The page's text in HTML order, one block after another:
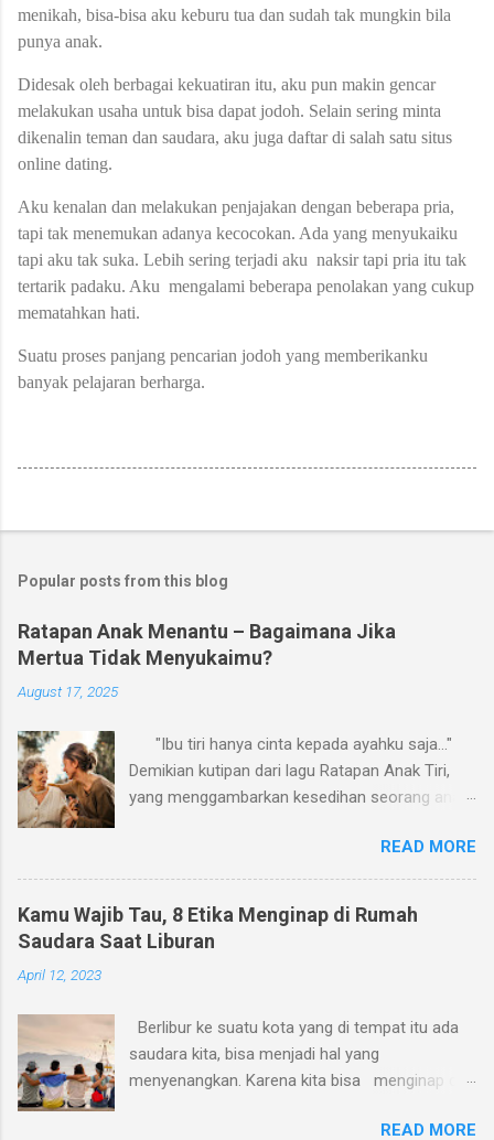
menikah, bisa-bisa aku keburu tua dan sudah tak mungkin bila
punya anak.
Didesak oleh berbagai kekuatiran itu, aku pun makin gencar
melakukan usaha untuk bisa dapat jodoh. Selain sering minta
dikenalin teman dan saudara, aku juga daftar di salah satu situs
online dating.
Aku kenalan dan melakukan penjajakan dengan beberapa pria,
tapi tak menemukan adanya kecocokan. Ada yang menyukaiku
tapi aku tak suka. Lebih sering terjadi aku naksir tapi pria itu tak
tertarik padaku. Aku mengalami beberapa penolakan yang cukup
mematahkan hati.
Suatu proses panjang pencarian jodoh yang memberikanku
banyak pelajaran berharga.
Popular posts from this blog
Ratapan Anak Menantu – Bagaimana Jika
Mertua Tidak Menyukaimu?
August 17, 2025
"Ibu tiri hanya cinta kepada ayahku saja..."
Demikian kutipan dari lagu Ratapan Anak Tiri,
yang menggambarkan kesedihan seorang anak
serupa sering kali juga dialami oleh banyak
menantu perempuan terkait perlakuan ibu
mertua mereka. Kalau boleh membuat versi
sendiri, mungkin judulnya, Ratapan Anak
oleh ibu mertua. Tidak sedikit pula ibu mertua
yang secara sadar atau tanpa sadar
memperlakukan menantunya secara tidak adil,
READ MORE
Kamu Wajib Tau, 8 Etika Menginap di Rumah
Saudara Saat Liburan
April 12, 2023
Berlibur ke suatu kota yang di tempat itu ada
saudara kita, bisa menjadi hal yang
menyenangkan. Karena kita bisa menginap di
penginapan, juga bisa kita manfaatkan untuk
READ MORE